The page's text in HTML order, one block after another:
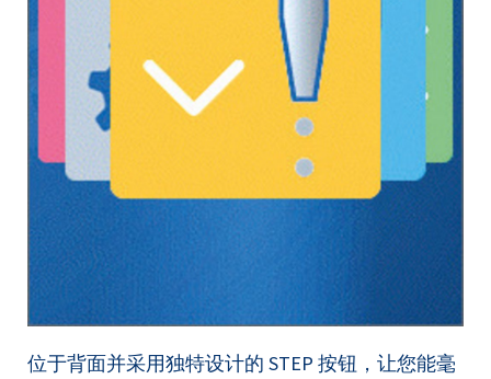
位于背面并采用独特设计的 STEP 按钮，让您能毫